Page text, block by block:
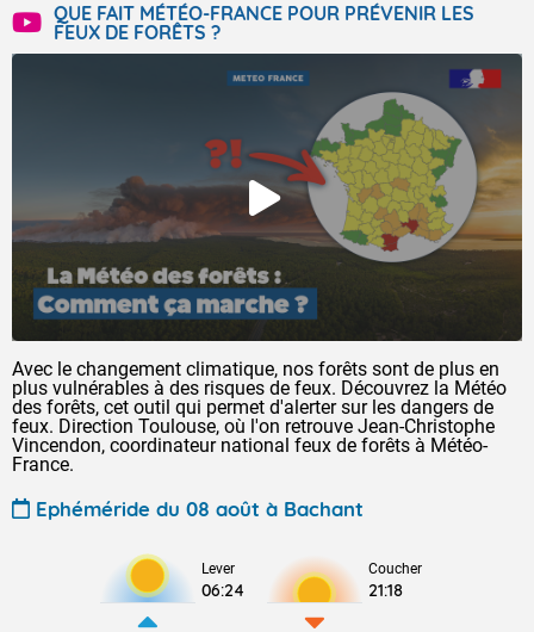
QUE FAIT MÉTÉO-FRANCE POUR PRÉVENIR LES
FEUX DE FORÊTS ?
Avec le changement climatique, nos forêts sont de plus en
plus vulnérables à des risques de feux. Découvrez la Météo
des forêts, cet outil qui permet d'alerter sur les dangers de
feux. Direction Toulouse, où l'on retrouve Jean-Christophe
Vincendon, coordinateur national feux de forêts à Météo-
France.
Ephéméride du 08 août à Bachant
Lever
06:24
Coucher
21:18